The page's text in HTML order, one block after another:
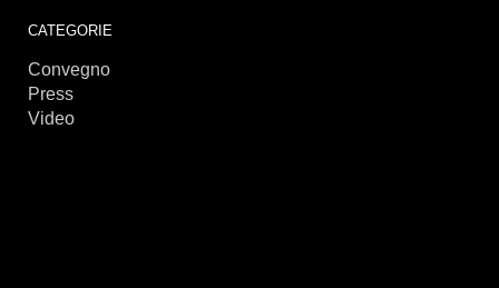
CATEGORIE
Convegno
Press
Video